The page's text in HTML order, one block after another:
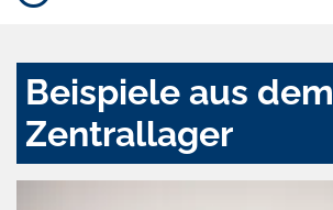
Beispiele aus dem
Zentrallager